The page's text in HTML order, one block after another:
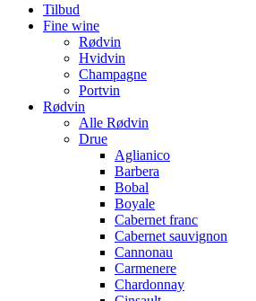
Tilbud
Fine wine
Rødvin
Hvidvin
Champagne
Portvin
Rødvin
Alle Rødvin
Drue
Aglianico
Barbera
Bobal
Boyale
Cabernet franc
Cabernet sauvignon
Cannonau
Carmenere
Chardonnay